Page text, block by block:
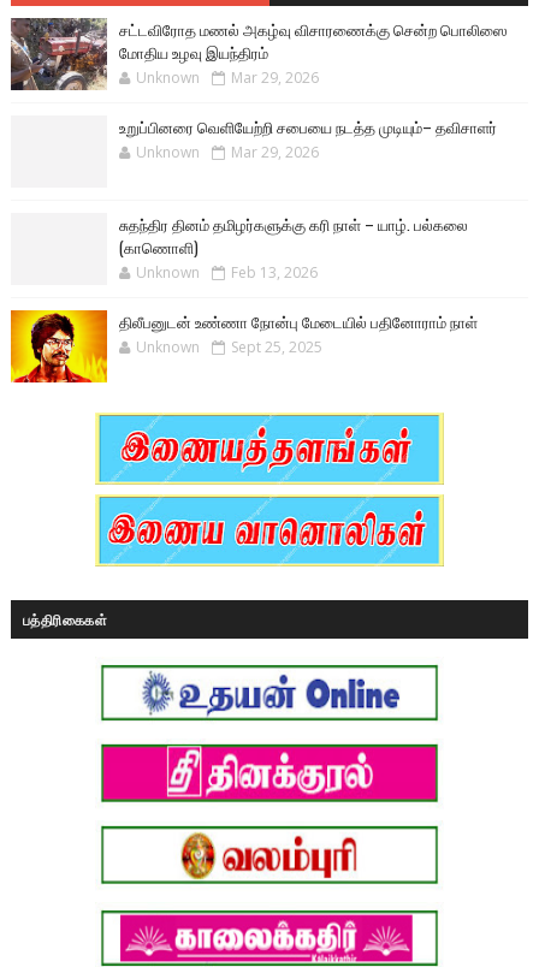
சட்டவிரோத மணல் அகழ்வு விசாரணைக்கு சென்ற பொலிஸை
மோதிய உழவு இயந்திரம்
Unknown Mar 29, 2026
உறுப்பினரை வெளியேற்றி சபையை நடத்த முடியும்– தவிசாளர்
Unknown Mar 29, 2026
சுதந்திர தினம் தமிழர்களுக்கு கரி நாள் – யாழ். பல்கலை
(காணொளி)
Unknown Feb 13, 2026
திலீபனுடன் உண்ணா நோன்பு மேடையில் பதினோராம் நாள்
Unknown Sept 25, 2025
பத்திரிகைகள்